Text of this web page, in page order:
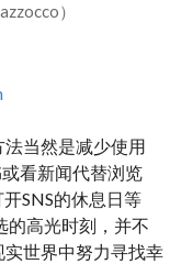
）
当然是减少使用
看新闻代替浏览
SNS的休息日等
的高光时刻，并不
世界中努力寻找幸